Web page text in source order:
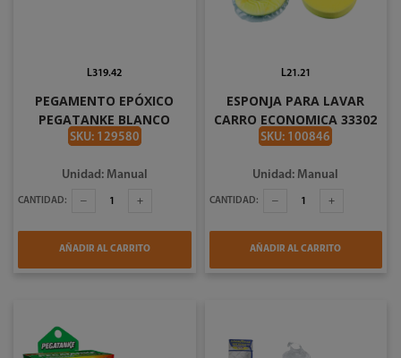
PEGAMENTO EPÓXICO
PEGATANKE BLANCO
PORCELANA 44CC
SKU: 129580
L319.42
Unidad: Manual
CANTIDAD:
AÑADIR AL CARRITO
ESPONJA PARA LAVAR
CARRO ECONOMICA 33302
LC085E
SKU: 100846
L21.21
Unidad: Manual
CANTIDAD:
AÑADIR AL CARRITO